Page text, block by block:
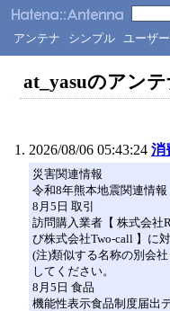
アンテナ シンプル ユーザ
at_yasuのアン
2026/08/06 05:43:24 消
災害関連情報
令和8年熊本地震関連情報
8月5日 取引
訪問購入業者【 株式会社
び株式会社Two-call 】に
(注)類似する名称の別会
してください。
8月5日 食品
機能性表示食品制度届出